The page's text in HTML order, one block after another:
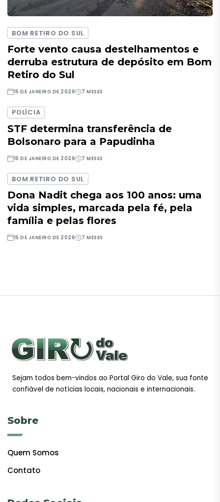
BOM RETIRO DO SUL
Forte vento causa destelhamentos e
derruba estrutura de depósito em Bom
Retiro do Sul
15 DE JANEIRO DE 2026 7 MESES
POLÍCIA
STF determina transferência de
Bolsonaro para a Papudinha
15 DE JANEIRO DE 2026 7 MESES
BOM RETIRO DO SUL
Dona Nadit chega aos 100 anos: uma
vida simples, marcada pela fé, pela
família e pelas flores
15 DE JANEIRO DE 2026 7 MESES
Sejam todos bem-vindos ao Portal Giro do Vale, sua fonte
confiável de notícias locais, nacionais e internacionais.
Sobre
Quem Somos
Contato